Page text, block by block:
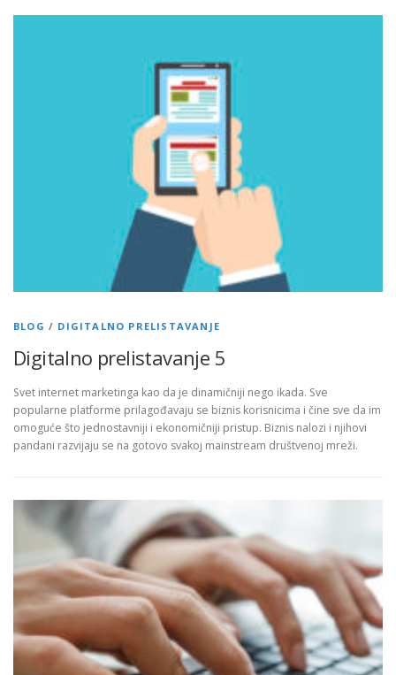
BLOG / DIGITALNO PRELISTAVANJE
Digitalno prelistavanje 5
Svet internet marketinga kao da je dinamičniji nego ikada. Sve
popularne platforme prilagođavaju se biznis korisnicima i čine sve da im
omoguće što jednostavniji i ekonomičniji pristup. Biznis nalozi i njihovi
pandani razvijaju se na gotovo svakoj mainstream društvenoj mreži.